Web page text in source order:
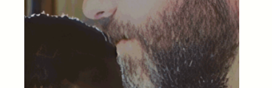
choisies
sur
la
page
du
produit